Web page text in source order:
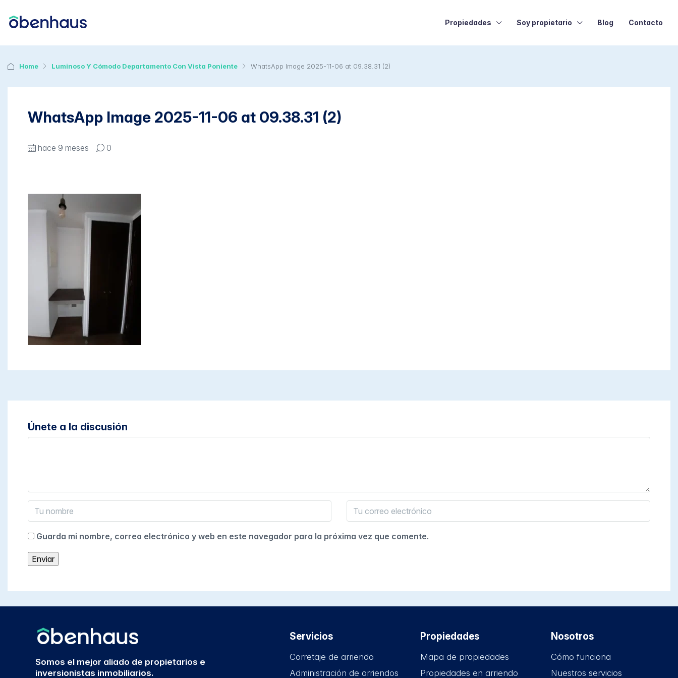
Propiedades Soy propietario Blog Contacto
Home Luminoso Y Cómodo Departamento Con Vista Poniente WhatsApp Image 2025-11-06 at 09.38.31 (2)
WhatsApp Image 2025-11-06 at 09.38.31 (2)
hace 9 meses 0
Únete a la discusión
Guarda mi nombre, correo electrónico y web en este navegador para la próxima vez que comente.
Somos el mejor aliado de propietarios e
inversionistas inmobiliarios.
Servicios
Corretaje de arriendo
Administración de arriendos
Propiedades
Mapa de propiedades
Propiedades en arriendo
Nosotros
Cómo funciona
Nuestros servicios